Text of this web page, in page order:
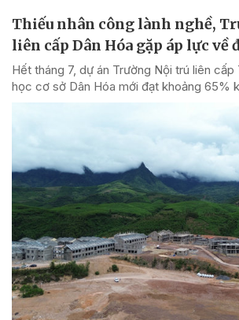
Thiếu nhân công lành nghề,
liên cấp Dân Hóa gặp áp lực về
Hết tháng 7, dự án Trường Nội trú liên cấp
học cơ sở Dân Hóa mới đạt khoảng 65%